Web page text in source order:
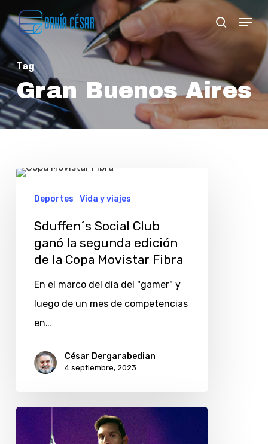
to
main
content
search
Menu
Tag
Gran Buenos Aires
Sduffen
Club
ganó
segunda
edición
Copa
Fibra
Deportes Vida y viajes
Sduffen´s Social Club
ganó la segunda edición
de la Copa Movistar Fibra
En el marco del día del "gamer" y
luego de un mes de competencias
en…
César Dergarabedian
4 septiembre, 2023
Close
Menu